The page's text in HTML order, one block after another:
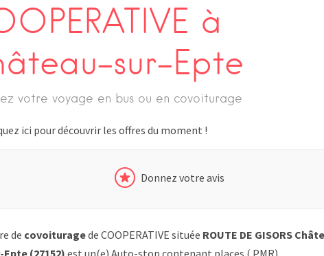
à
sur-Epte
votre voyage en bus ou en covoiturage
ici pour découvrir les offres du moment !
Donnez votre avis
de covoituragede COOPERATIVE située ROUTE DE GISORS